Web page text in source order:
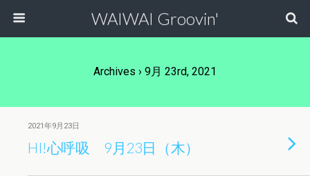
WAIWAI Groovin'
Archives › 9月 23rd, 2021
2021年9月23日
HI!心呼吸 9月23日（木）